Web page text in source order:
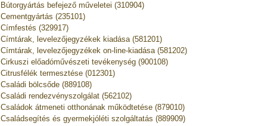
Bútorgyártás befejező műveletei (310904)
Cementgyártás (235101)
Címfestés (329917)
Címtárak, levelezőjegyzékek kiadása (581201)
Címtárak, levelezőjegyzékek on-line-kiadása (581202)
Cirkuszi előadóművészeti tevékenység (900108)
Citrusfélék termesztése (012301)
Családi bölcsőde (889108)
Családi rendezvényszolgálat (562102)
Családok átmeneti otthonának működtetése (879010)
Családsegítés és gyermekjóléti szolgáltatás (889909)